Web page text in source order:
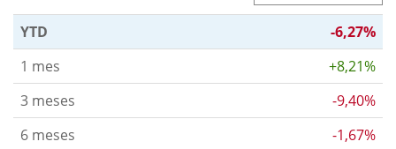
YTD
-6,27%
1 mes
+8,21%
3 meses
-9,40%
6 meses
-1,67%